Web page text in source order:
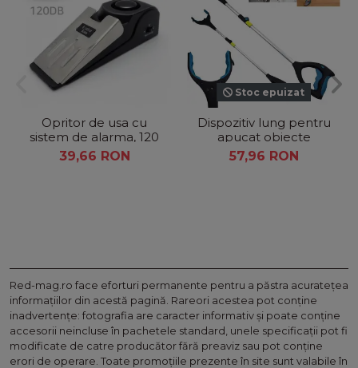
Opritor de usa cu
sistem de alarma, 120
dB.
39,66 RON
Stoc epuizat
Dispozitiv lung pentru
apucat obiecte
57,96 RON
Red-mag.ro face eforturi permanente pentru a păstra acurateţea
informaţiilor din acestă pagină. Rareori acestea pot conţine
inadvertenţe: fotografia are caracter informativ şi poate conţine
accesorii neincluse în pachetele standard, unele specificaţii pot fi
modificate de catre producător fără preaviz sau pot conţine
erori de operare. Toate promoţiile prezente în site sunt valabile în